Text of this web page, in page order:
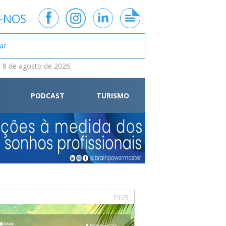
8 de agosto de 2026
PODCAST TURISMO
PUB